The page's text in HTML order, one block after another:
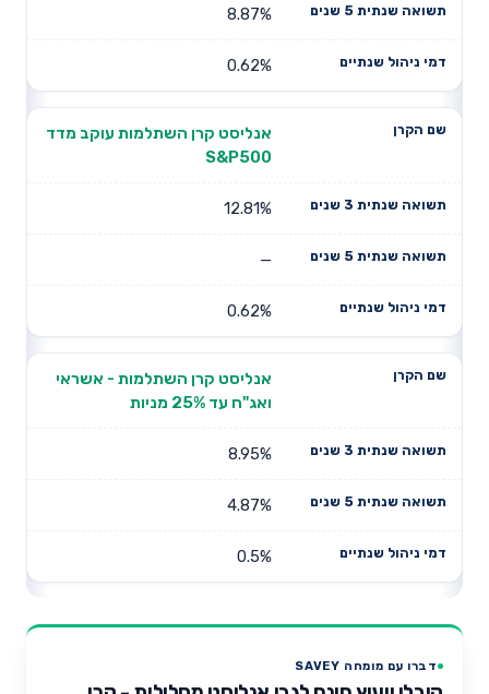
8.87%
0.62%
אנליסט קרן השתלמות עוקב מדד
S&P500
12.81%
—
0.62%
אנליסט קרן השתלמות - אשראי
ואג"ח עד 25% מניות
8.95%
4.87%
0.5%
דברו עם מומחה SAVEY